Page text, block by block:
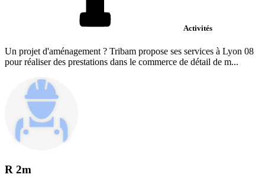
Activités
Un projet d'aménagement ? Tribam propose ses services à Lyon 08
pour réaliser des prestations dans le commerce de détail de m...
R 2m